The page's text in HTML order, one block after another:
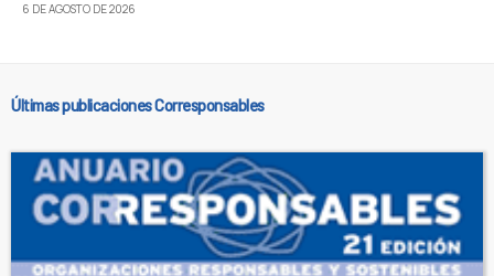
6 DE AGOSTO DE 2026
Últimas publicaciones Corresponsables